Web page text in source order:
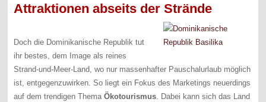
Attraktionen abseits der Strände
Doch die Dominikanische Republik tut
ihr bestes, dem Image als reines
Strand-und-Meer-Land, wo nur massenhafter Pauschalurlaub möglich
ist, entgegenzuwirken. So liegt ein Fokus des Marketings neuerdings
auf dem trendigen ThemaÖkotourismus. Dabei kann sich das Land